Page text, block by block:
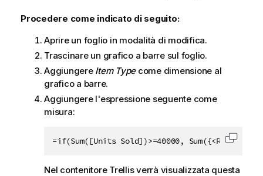
Procedere come indicato di seguito:
Aprire un foglio in modalità di modifica.
Trascinare un grafico a barre sul foglio.
Aggiungere Item Typecome dimensione al
grafico a barre.
Aggiungere l'espressione seguente come
misura:
=if(Sum([Units Sold])>=40000, Copia
Nel contenitore Trellis verrà visualizzata questa